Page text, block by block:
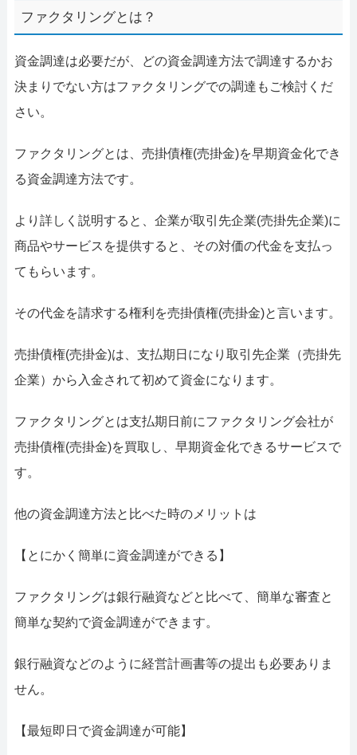
ファクタリングとは？
資金調達は必要だが、どの資金調達方法で調達するかお
決まりでない方はファクタリングでの調達もご検討くだ
さい。
ファクタリングとは、売掛債権(売掛金)を早期資金化でき
る資金調達方法です。
より詳しく説明すると、企業が取引先企業(売掛先企業)に
商品やサービスを提供すると、その対価の代金を支払っ
てもらいます。
その代金を請求する権利を売掛債権(売掛金)と言います。
売掛債権(売掛金)は、支払期日になり取引先企業（売掛先
企業）から入金されて初めて資金になります。
ファクタリングとは支払期日前にファクタリング会社が
売掛債権(売掛金)を買取し、早期資金化できるサービスで
す。
他の資金調達方法と比べた時のメリットは
【とにかく簡単に資金調達ができる】
ファクタリングは銀行融資などと比べて、簡単な審査と
簡単な契約で資金調達ができます。
銀行融資などのように経営計画書等の提出も必要ありま
せん。
【最短即日で資金調達が可能】